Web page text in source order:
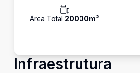
Área Total 20000m²
Infraestrutura